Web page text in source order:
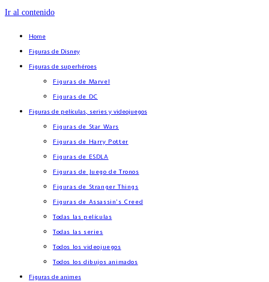
Ir al contenido
Home
Figuras de Disney
Figuras de superhéroes
Figuras de Marvel
Figuras de DC
Figuras de películas, series y videojuegos
Figuras de Star Wars
Figuras de Harry Potter
Figuras de ESDLA
Figuras de Juego de Tronos
Figuras de Stranger Things
Figuras de Assassin’s Creed
Todas las películas
Todas las series
Todos los videojuegos
Todos los dibujos animados
Figuras de animes